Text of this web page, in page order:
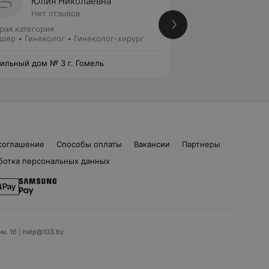
Нет отзывов
категория
• Гинеколог • Гинеколог-хирург
дом № 3 г. Гомель
Способы оплаты Вакансии
Партнеры
персональных данных
16 | help@103.by